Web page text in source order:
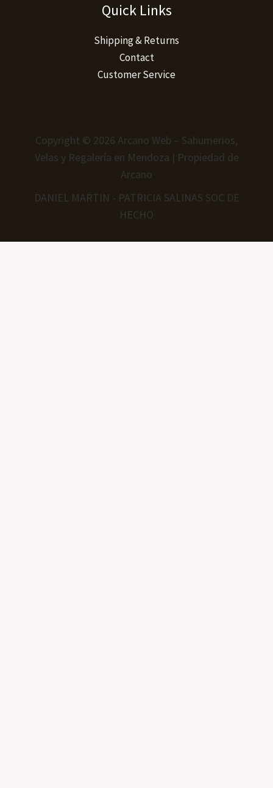
Quick Links
Shipping & Returns
Contact
Customer Service
Copyright © 2026 Arcano Web – Sahumerios,
Velas y Regalería en Mendoza | Propiedad de
Arcano
DANIEL MARTIN - PATRICIA SALINAS SOC DE
HECHO